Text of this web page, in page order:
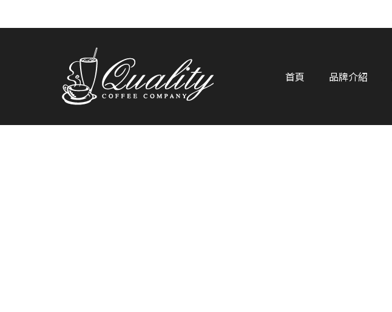
首頁 品牌介紹